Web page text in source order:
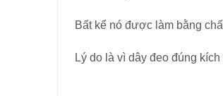
Bất kể nó được làm bằng
Lý do là vì dây đeo đúng